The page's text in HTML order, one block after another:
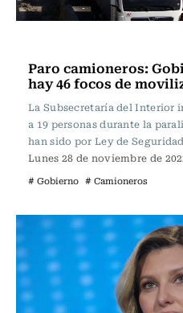
Paro camioneros:
hay 46 focos de
La Subsecretaría del Interior
a 19 personas durante la
han sido por Ley de
Lunes 28 de noviembre de
# Gobierno # Camioneros